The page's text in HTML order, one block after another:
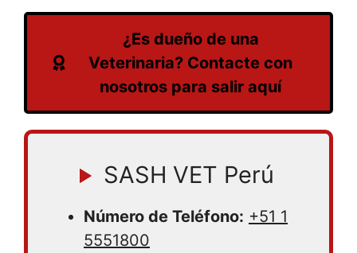
¿Es dueño de una
Veterinaria? Contacte con
nosotros para salir aquí
SASH VET Perú
Número de Teléfono: +51 1
5551800